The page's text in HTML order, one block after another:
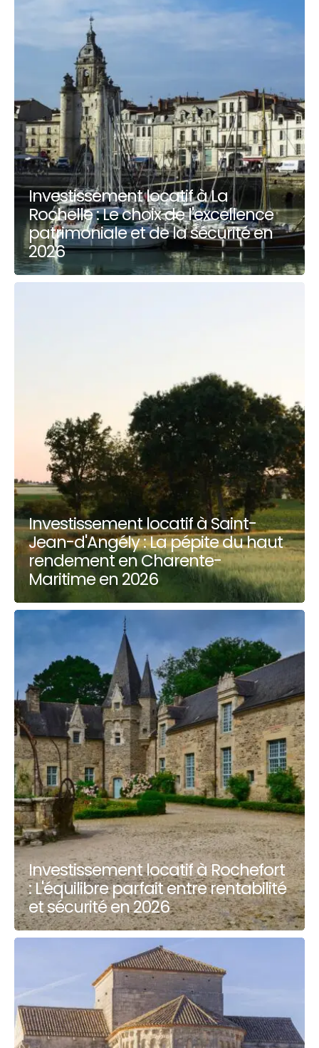
Investissement locatif à La
Rochelle : Le choix de l'excellence
patrimoniale et de la sécurité en
2026
Investissement locatif à Saint-
Jean-d'Angély : La pépite du haut
rendement en Charente-
Maritime en 2026
Investissement locatif à Rochefort
: L'équilibre parfait entre rentabilité
et sécurité en 2026